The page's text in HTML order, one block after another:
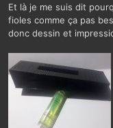
Et là je me suis dit
fioles comme ça pas
donc dessin et